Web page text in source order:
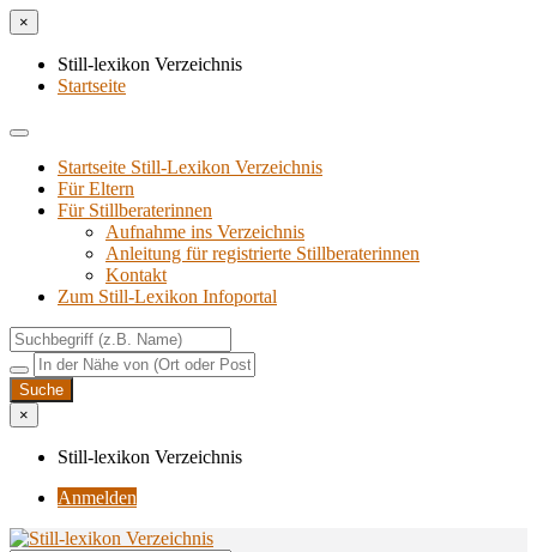
×
Still-lexikon Verzeichnis
Startseite
Startseite Still-Lexikon Verzeichnis
Für Eltern
Für Stillberaterinnen
Aufnahme ins Verzeichnis
Anlei­tung für regis­trier­te Stillberaterinnen
Kon­takt
Zum Still-Lexikon Infoportal
×
Still-lexikon Verzeichnis
Anmelden